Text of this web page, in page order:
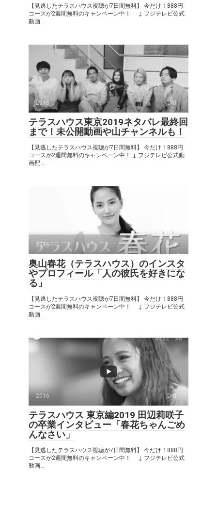
【見逃したテラスハウス視聴が7日間無料】 今だけ！888円
コースが2週間無料のキャンペーン中！ ↓ フジテレビ公式
動画...
2016 0
テラスハウス東京2019ネタバレ最終回
まで！未公開動画や山チャンネルも！
【見逃したテラスハウス視聴が7日間無料】 今だけ！888円
コースが2週間無料のキャンペーン中！ ↓ フジテレビ公式動
画配...
2016 0
奥山春花（テラスハウス）のインスタ
やプロフィール「人の彼氏を好きにな
る」
【見逃したテラスハウス視聴が7日間無料】 今だけ！888円
コースが2週間無料のキャンペーン中！ ↓ フジテレビ公式
動画...
2016 0
テラスハウス 東京編2019 田辺莉咲子
の卒業インタビュー「春花ちゃんごめ
んなさい」
【見逃したテラスハウス視聴が7日間無料】 今だけ！888円
コースが2週間無料のキャンペーン中！ ↓ フジテレビ公式
動画...